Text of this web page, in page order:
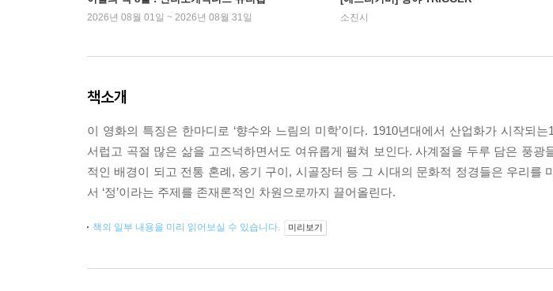
2026년 08월 01일 ~ 2026년 08월 31일 소진시
책소개
이 영화의 특징은 한마디로 ‘향수와 느림의 미학’이다. 1910년대에서 산업화가 시작되
서럽고 곡절 많은 삶을 고즈넉하면서도 여유롭게 펼쳐 보인다. 사계절을 두루 담은 풍
적인 배경이 되고 전통 혼례, 옹기 구이, 시골장터 등 그 시대의 문화적 정경들은 우리를
서 ‘정’이라는 주제를 존재론적인 차원으로까지 끌어올린다.
책의 일부 내용을 미리 읽어보실 수 있습니다. 미리보기